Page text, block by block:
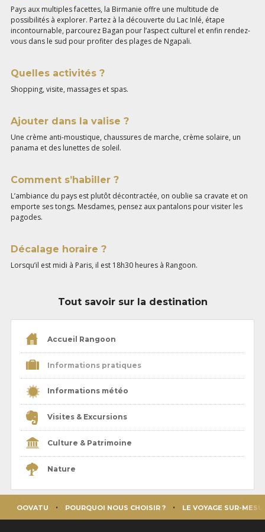
Pays aux multiples facettes, la Birmanie offre une multitude de
possibilités à explorer. Partez à la découverte du Lac Inlé, étape
incontournable, parcourez Bagan pour l’aspect culturel et enfin rendez-
vous dans le sud pour profiter des plages de Ngapali.
Quelles activités ?
Shopping, visite, massages et spas.
Ajouter dans la valise ?
Une crème anti-moustique, chaussures de marche, crème solaire, un
panama et des lunettes de soleil.
Comment s’habiller ?
L’ambiance du pays est plutôt décontractée, on oublie sa cravate et on
emporte ses tongs. Mesdames, pensez aux pantalons pour visiter les
pagodes.
Décalage horaire ?
Lorsqu’il est midi à Paris, il est 18h30 heures à Rangoon.
Tout savoir sur la destination
Accueil Rangoon
Informations pratiques
Informations météo
Visites & Excursions
Culture & Patrimoine
Nature
OOVATU POURQUOI NOUS CHOISIR ? LE VOYAGE SUR-